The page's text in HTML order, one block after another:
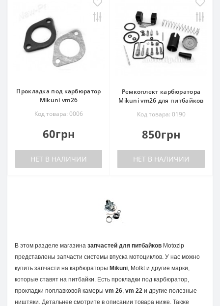
Прокладка под карбюратор
Mikuni vm26
Код товара: 0006
60грн
НЕТ В НАЛИЧИИ
Ремкоплект карбюратора
Mikuni vm26 для питбайков
Код товара: 0190
850грн
НЕТ В НАЛИЧИИ
В этом разделе магазина запчастей для питбайков Motozip
представлены запчасти системы впуска мотоциклов. У нас можно
купить запчасти на карбюраторы Mikuni , Molkt и другие марки,
которые ставят на питбайки. Есть прокладки под карбюратор,
прокладки поплавковой камеры vm 26 vm 22 и другие полезные
ништяки. Детальнее смотрите в описании товара ниже. Также